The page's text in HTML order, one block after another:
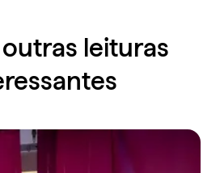
leituras